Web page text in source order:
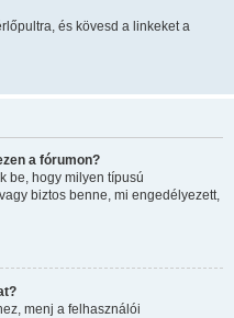
és kövesd a linkeket a
a fórumon?
be, hogy milyen típusú
biztos benne, mi engedélyezett,
menj a felhasználói